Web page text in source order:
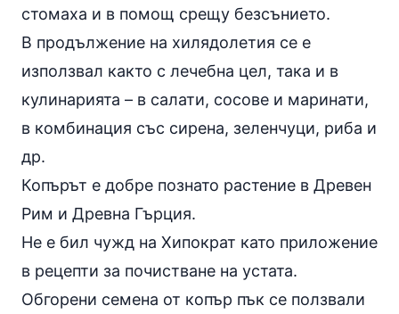
стомаха и в помощ срещу безсънието.
В продължение на хилядолетия се е
използвал както с лечебна цел, така и в
кулинарията – в салати, сосове и маринати,
в комбинация със сирена, зеленчуци, риба и
др.
Копърът е добре познато растение в Древен
Рим и Древна Гърция.
Не е бил чужд на Хипократ като приложение
в рецепти за почистване на устата.
Обгорени семена от копър пък се ползвали